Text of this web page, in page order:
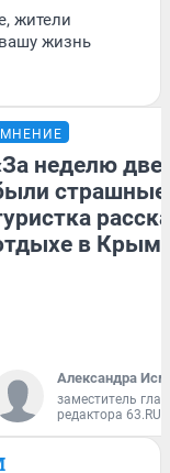
жители
жизнь
МНЕНИЕ
неделю две
в
Александра
заместитель
редактора 63.RU